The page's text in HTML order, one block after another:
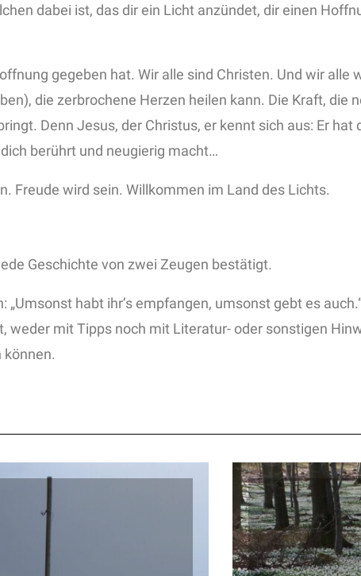
dabei ist, das dir ein Licht anzündet, dir einen
gegeben hat. Wir alle sind Christen. Und wir alle
die zerbrochene Herzen heilen kann. Die Kraft, die
Denn Jesus, der Christus, er kennt sich aus: Er
berührt und neugierig macht…
Freude wird sein. Willkommen im Land des Lichts.
Geschichte von zwei Zeugen bestätigt.
„Umsonst habt ihr’s empfangen, umsonst gebt es
weder mit Tipps noch mit Literatur- oder sonstigen